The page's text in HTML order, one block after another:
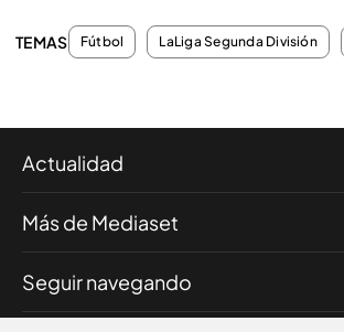
TEMAS Fútbol LaLiga Segunda División
Actualidad
Más de Mediaset
Seguir navegando